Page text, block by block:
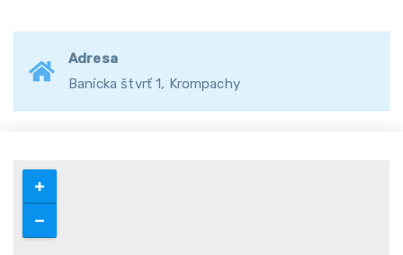
Adresa
Banícka štvrť 1, Krompachy